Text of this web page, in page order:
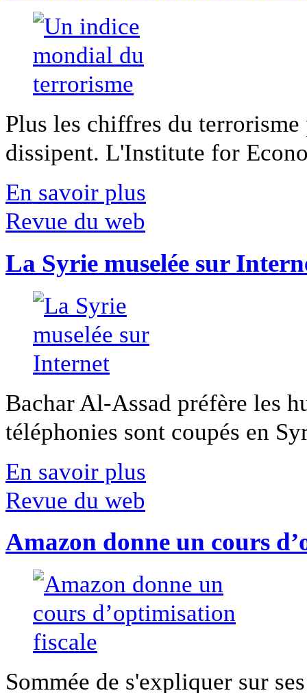
Plus les chiffres du
dissipent. L'Institute for
En savoir plus
Revue du web
La Syrie muselée sur
Bachar Al-Assad préfère les
téléphonies sont coupés en
En savoir plus
Revue du web
Amazon donne un cours
Sommée de s'expliquer sur